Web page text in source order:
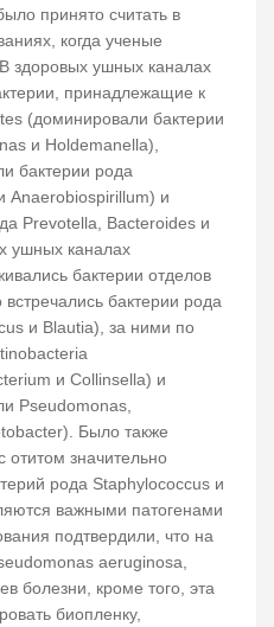
принято считать в
когда ученые
здоровых ушных каналах
принадлежащие к
(доминировали бактерии
и Holdemanella),
бактерии рода
Anaerobiospirillum) и
Prevotella, Bacteroides и
ушных каналах
бактерии отделов
бактерии рода
и Blautia), за ними по
и Collinsella) и
Pseudomonas,
Было также
отитом значительно
рода Staphylococcus и
важными патогенами
подтвердили, что на
aeruginosa,
болезни, кроме того, эта
биопленку,